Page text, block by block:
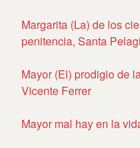
Margarita (La) de los
penitencia, Santa
Mayor (El) prodigio de
Vicente Ferrer
Mayor mal hay en la